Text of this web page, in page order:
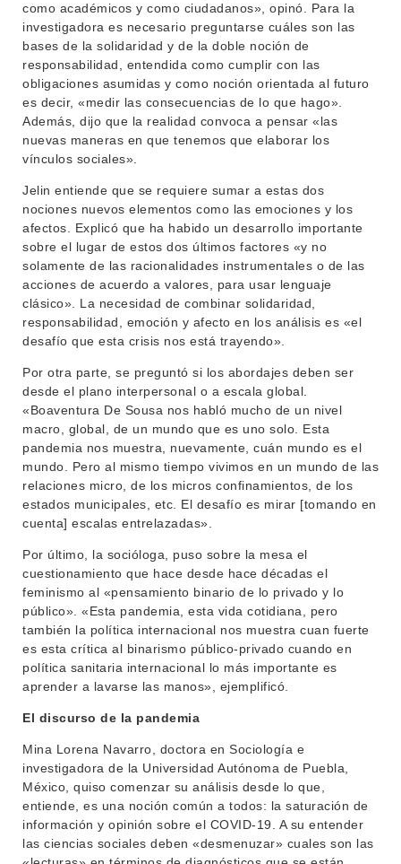
como académicos y como ciudadanos», opinó. Para la
investigadora es necesario preguntarse cuáles son las
bases de la solidaridad y de la doble noción de
responsabilidad, entendida como cumplir con las
obligaciones asumidas y como noción orientada al futuro
es decir, «medir las consecuencias de lo que hago».
Además, dijo que la realidad convoca a pensar «las
nuevas maneras en que tenemos que elaborar los
vínculos sociales».
Jelin entiende que se requiere sumar a estas dos
nociones nuevos elementos como las emociones y los
afectos. Explicó que ha habido un desarrollo importante
sobre el lugar de estos dos últimos factores «y no
solamente de las racionalidades instrumentales o de las
acciones de acuerdo a valores, para usar lenguaje
clásico». La necesidad de combinar solidaridad,
responsabilidad, emoción y afecto en los análisis es «el
desafío que esta crisis nos está trayendo».
Por otra parte, se preguntó si los abordajes deben ser
desde el plano interpersonal o a escala global.
«Boaventura De Sousa nos habló mucho de un nivel
macro, global, de un mundo que es uno solo. Esta
pandemia nos muestra, nuevamente, cuán mundo es el
mundo. Pero al mismo tiempo vivimos en un mundo de las
relaciones micro, de los micros confinamientos, de los
estados municipales, etc. El desafío es mirar [tomando en
cuenta] escalas entrelazadas».
Por último, la socióloga, puso sobre la mesa el
cuestionamiento que hace desde hace décadas el
feminismo al «pensamiento binario de lo privado y lo
público». «Esta pandemia, esta vida cotidiana, pero
también la política internacional nos muestra cuan fuerte
es esta crítica al binarismo público-privado cuando en
política sanitaria internacional lo más importante es
aprender a lavarse las manos», ejemplificó.
El discurso de la pandemia
Mina Lorena Navarro, doctora en Sociología e
investigadora de la Universidad Autónoma de Puebla,
México, quiso comenzar su análisis desde lo que,
entiende, es una noción común a todos: la saturación de
información y opinión sobre el COVID-19. A su entender
las ciencias sociales deben «desmenuzar» cuales son las